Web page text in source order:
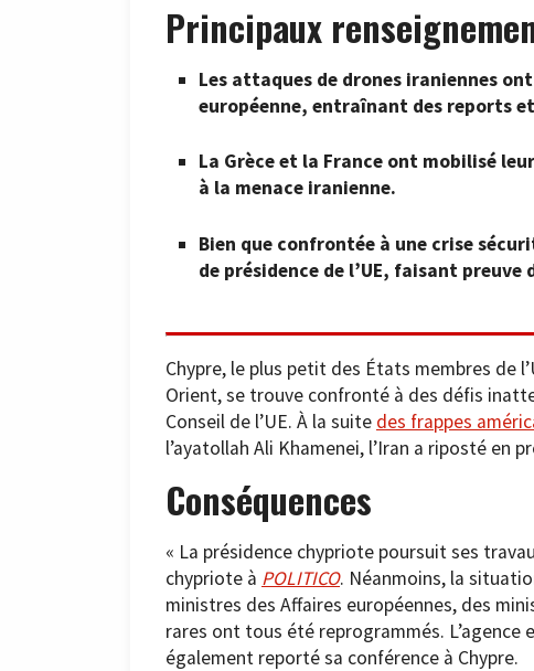
Principaux
Les attaques de drones iraniennes
européenne, entraînant des reports
La Grèce et la France ont mobilisé
à la menace iranienne.
Bien que confrontée à une crise
de présidence de l’UE, faisant preuve
Chypre, le plus petit des États membres de
Orient, se trouve confronté à des défis
Conseil de l’UE. À la suite des frappes
l’ayatollah Ali Khamenei, l’Iran a riposté en
Conséquences
« La présidence chypriote poursuit ses
chypriote à POLITICO. Néanmoins, la
ministres des Affaires européennes, des
rares ont tous été reprogrammés. L’agence
également reporté sa conférence à Chypre.